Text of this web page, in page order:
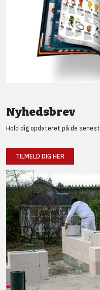
Nyhedsbrev
Hold dig opdateret på de
TILMELD DIG HER